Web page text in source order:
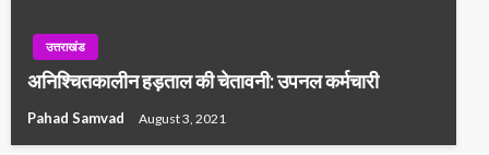
उत्तराखंड
अनिश्चितकालीन हड़ताल की चेतावनी: उपनल कर्मचारी
Pahad Samvad August 3, 2021